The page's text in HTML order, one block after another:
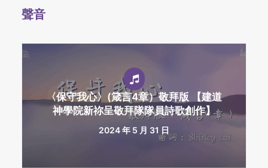
聲音
〈保守我心〉(箴言4章）敬拜版 【建道
神學院新祢呈敬拜隊隊員詩歌創作】
2024 年 5 月 31 日